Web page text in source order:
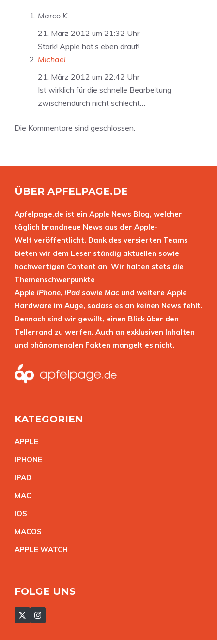
Marco K.
21. März 2012 um 21:32 Uhr
Stark! Apple hat’s eben drauf!
Michael
21. März 2012 um 22:42 Uhr
Ist wirklich für die schnelle Bearbeitung
zwischendurch nicht schlecht…
Die Kommentare sind geschlossen.
ÜBER APFELPAGE.DE
Apfelpage.de ist ein Apple News Blog, welcher
täglich brandneue News aus der Apple-
Welt veröffentlicht. Dank des versierten Teams
bieten wir dem Leser ständig aktuellen sowie
hochwertigen Content an. Wir halten stets die
Themenschwerpunkte
Apple iPhone, iPad sowie Mac und weitere Apple
Hardware im Auge, sodass es an keinen News fehlt.
Dennoch sind wir gewillt, einen Blick über den
Tellerrand zu werfen. Auch an exklusiven Inhalten
und phänomenalen Fakten mangelt es nicht.
KATEGORIEN
APPLE
IPHONE
IPAD
MAC
IOS
MACOS
APPLE WATCH
FOLGE UNS